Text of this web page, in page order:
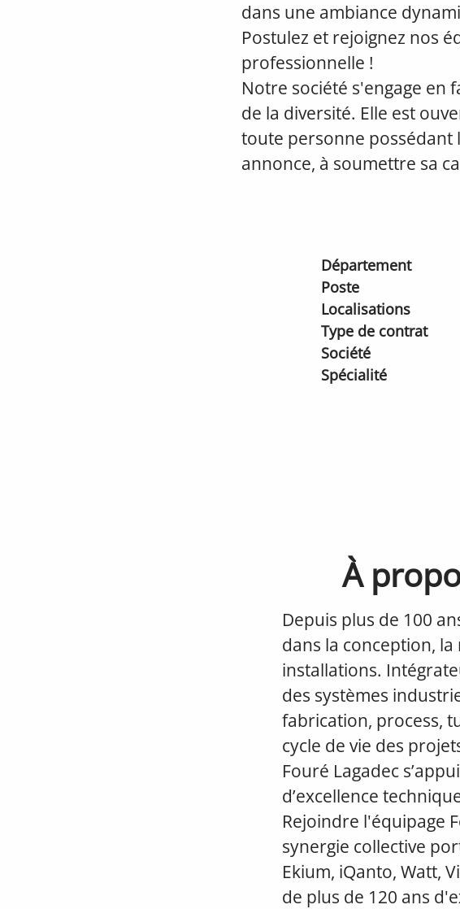
dans une ambiance
Postulez et rejoignez nos
professionnelle !
Notre société s'engage en
de la diversité. Elle est
toute personne possédant
annonce, à soumettre sa
Département
Poste
Localisations
Type de contrat
Société
Spécialité
À
Depuis plus de 100
dans la conception,
installations.
des systèmes
fabrication, process,
cycle de vie des
Fouré Lagadec
d’excellence
Rejoindre l'équipage
synergie collective
Ekium, iQanto, Watt,
de plus de 120 ans